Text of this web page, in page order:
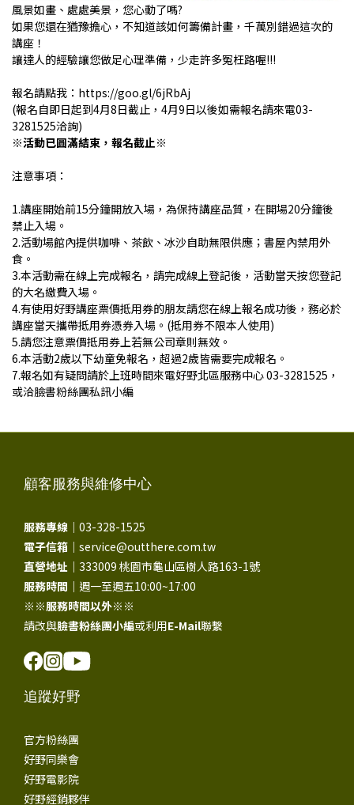
風景如畫、處處美景，您心動了嗎?
如果您還在猶豫擔心，不知道該如何籌備計畫，千萬別錯過這次的
講座！
讓達人的經驗讓您做足心理準備，少走許多冤枉路喔!!!
報名請點我：https://goo.gl/6jRbAj
(報名自即日起到4月8日截止，4月9日以後如需報名請來電03-
3281525洽詢)
※活動已圓滿結束，報名截止※
注意事項：
1.講座開始前15分鐘開放入場，為保持講座品質，在開場20分鐘後
禁止入場。
2.活動場館內提供咖啡、茶飲、冰沙自助無限供應；書屋內禁用外
食。
3.本活動需在線上完成報名，請完成線上登記後，活動當天按您登記
的大名繳費入場。
4.有使用好野講座票價抵用券的朋友請您在線上報名成功後，務必於
講座當天攜帶抵用券憑券入場。(抵用券不限本人使用)
5.請您注意票價抵用券上若無公司章則無效。
6.本活動2歲以下幼童免報名，超過2歲皆需要完成報名。
7.報名如有疑問請於上班時間來電好野北區服務中心 03-3281525，
或洽臉書粉絲團私訊小編
顧客服務與維修中心
服務專線｜ 03-328-1525
電子信箱｜ service@outthere.com.tw
直營地址｜ 333009 桃園市龜山區樹人路163-1號
服務時間｜ 週一至週五10:00~17:00
※※服務時間以外※※
請改與臉書粉絲團小編或利用E-Mail聯繫
追蹤好野
官方粉絲團
好野同樂會
好野電影院
好野經銷夥伴